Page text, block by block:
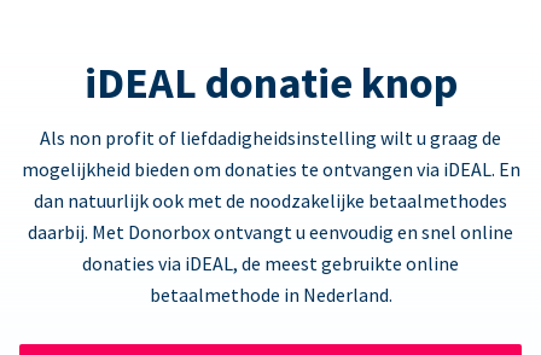
iDEAL donatie knop
Als non profit of liefdadigheidsinstelling wilt u graag de
mogelijkheid bieden om donaties te ontvangen via iDEAL. En
dan natuurlijk ook met de noodzakelijke betaalmethodes
daarbij. Met Donorbox ontvangt u eenvoudig en snel online
donaties via iDEAL, de meest gebruikte online
betaalmethode in Nederland.